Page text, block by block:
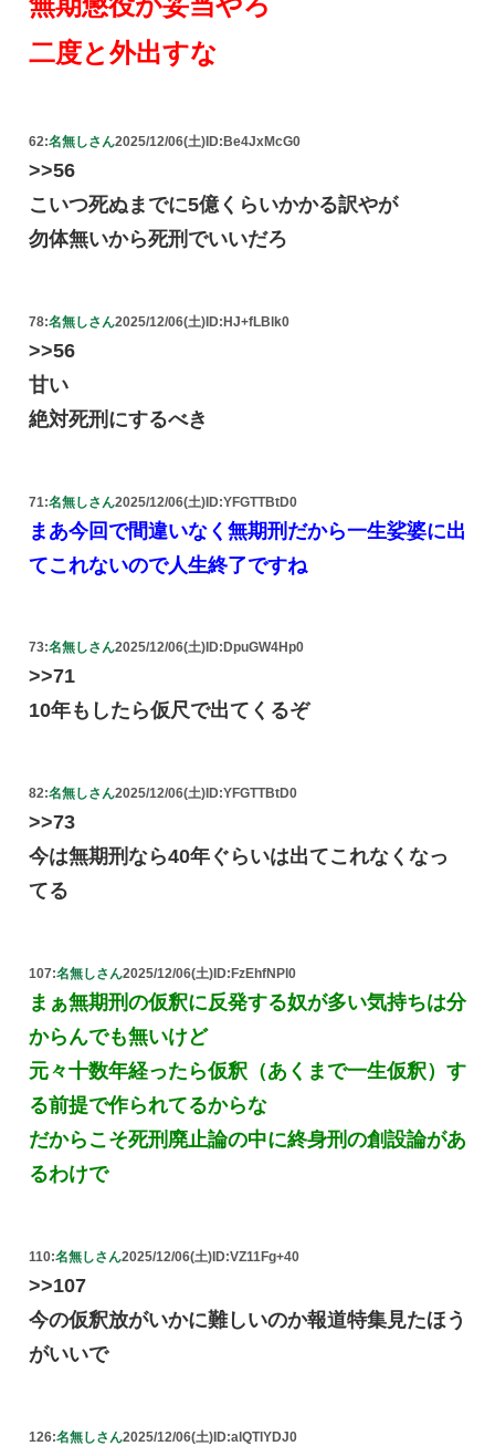
二度と外出すな
62:名無しさん2025/12/06(土) ID:Be4JxMcG0
>>56
こいつ死ぬまでに5億くらいかかる訳やが
勿体無いから死刑でいいだろ
78:名無しさん2025/12/06(土)ID:HJ+fLBlk0
>>56
甘い
絶対死刑にするべき
71:名無しさん2025/12/06(土)ID:YFGTTBtD0
まあ今回で間違いなく無期刑だから一生娑婆に出
てこれないので人生終了ですね
73:名無しさん2025/12/06(土) ID:DpuGW4Hp0
>>71
10年もしたら仮尺で出てくるぞ
82:名無しさん2025/12/06(土) ID:YFGTTBtD0
>>73
今は無期刑なら40年ぐらいは出てこれなくなっ
てる
107:名無しさん2025/12/06(土) ID:FzEhfNPl0
まぁ無期刑の仮釈に反発する奴が多い気持ちは分
からんでも無いけど
元々十数年経ったら仮釈（あくまで一生仮釈）す
る前提で作られてるからな
だからこそ死刑廃止論の中に終身刑の創設論があ
るわけで
110:名無しさん2025/12/06(土)ID:VZ11Fg+40
>>107
今の仮釈放がいかに難しいのか報道特集見たほう
がいいで
126:名無しさん2025/12/06(土)ID:alQTlYDJ0